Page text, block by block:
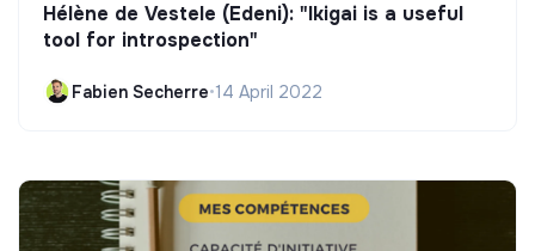
Hélène de Vestele (Edeni): "Ikigai is a useful
tool for introspection"
Fabien Secherre•14 April 2022